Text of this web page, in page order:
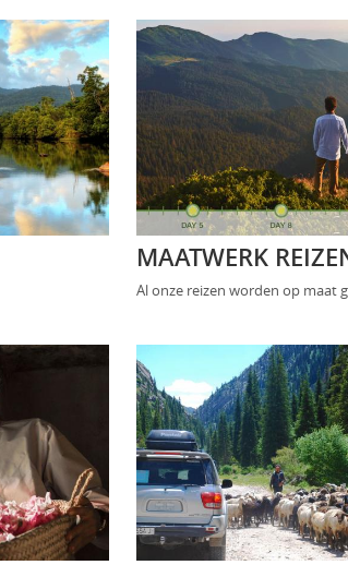
MAATWERK
Al onze reizen worden op maat